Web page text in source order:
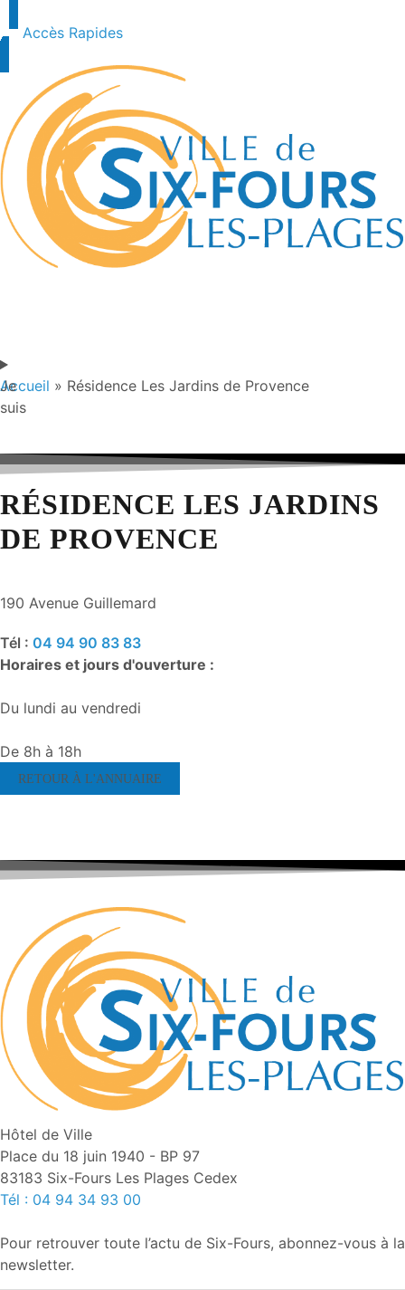
Accès Rapides
Je
suis
Accueil » Résidence Les Jardins de Provence
RÉSIDENCE LES JARDINS
DE PROVENCE
190 Avenue Guillemard
Tél : 04 94 90 83 83
Horaires et jours d'ouverture :
Du lundi au vendredi
De 8h à 18h
RETOUR À L'ANNUAIRE
Hôtel de Ville
Place du 18 juin 1940 - BP 97
83183 Six-Fours Les Plages Cedex
Tél : 04 94 34 93 00
Pour retrouver toute l’actu de Six-Fours, abonnez-vous à la
newsletter.